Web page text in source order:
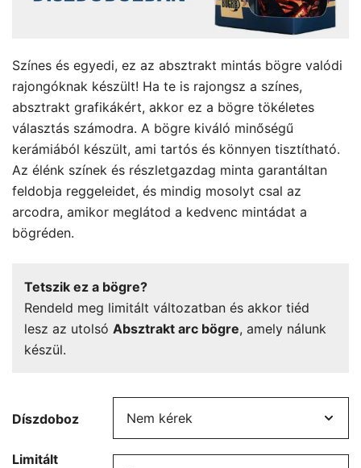
Színes és egyedi, ez az absztrakt mintás bögre valódi
rajongóknak készült! Ha te is rajongsz a színes,
absztrakt grafikákért, akkor ez a bögre tökéletes
választás számodra. A bögre kiváló minőségű
kerámiából készült, ami tartós és könnyen tisztítható.
Az élénk színek és részletgazdag minta garantáltan
feldobja reggeleidet, és mindig mosolyt csal az
arcodra, amikor meglátod a kedvenc mintádat a
bögréden.
Tetszik ez a bögre?
Rendeld meg limitált változatban és akkor tiéd
lesz az utolsó Absztrakt arc bögre, amely nálunk
készül.
Díszdoboz
Limitált